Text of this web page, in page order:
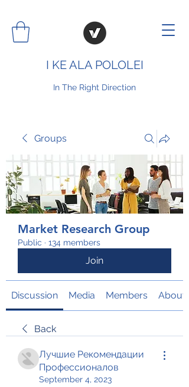
I KE ALA POLOLEI
In The Right Direction
Groups
Market Research Group
Public · 134 members
Join
Discussion Media Members About
Back
Лучшие Рекомендации
Профессионалов
September 4, 2023